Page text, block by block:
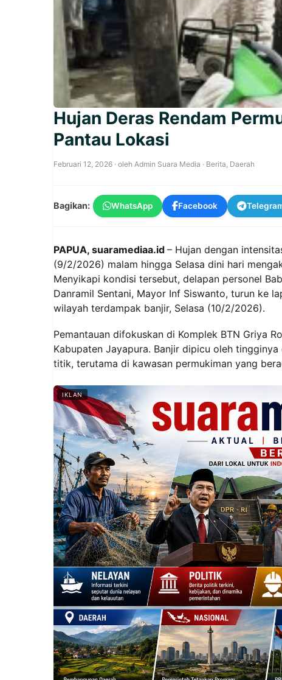
Hujan Deras Rendam
Pantau Lokasi
Februari 12, 2026 · oleh Admin Suara Media · Berita Daerah
Bagikan: WhatsApp Facebook
PAPUA, suaramediaa.id – Hujan dengan
(9/2/2026) malam hingga Selasa dini hari
Menyikapi kondisi tersebut, delapan personel
Danramil Sentani, Mayor Inf Siswanto, turun ke
wilayah terdampak banjir, Selasa (10/2/2026).
Pemantauan difokuskan di Komplek BTN Griya
Kabupaten Jayapura. Banjir dipicu oleh
titik, terutama di kawasan permukiman yang
IKLAN